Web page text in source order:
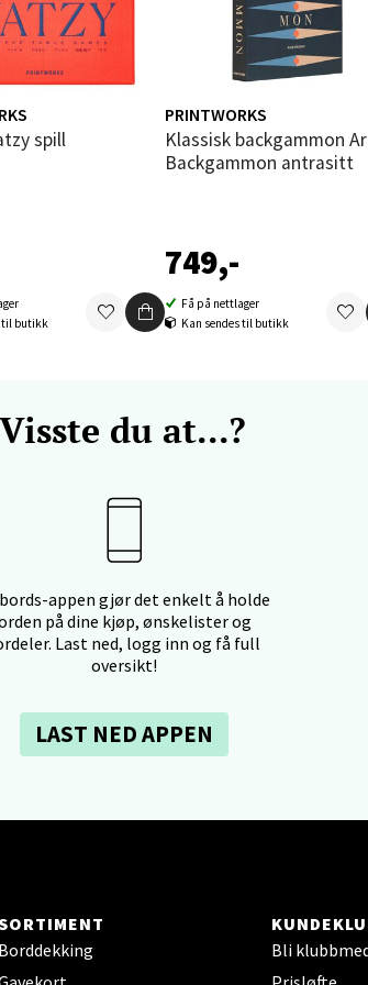
spill
til butikk
PRINTWORKS
Klassisk backgammon Art of
Backgammon antrasitt
749,-
Få på nettlager
Kan sendes til butikk
Visste du at...?
appen gjør det enkelt å holde
på dine kjøp, ønskelister og
Last ned, logg inn og få full
oversikt!
LAST NED APPEN
Borddekking
Bli
Sandvika
Sartor
Shopping
Ski